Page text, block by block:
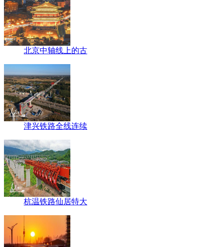
北京中轴线上的古
津兴铁路全线连续
杭温铁路仙居特大